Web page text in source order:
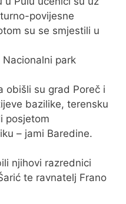
povijesne
su se smjestili u
park
obišli su grad Poreč i
bazilike, terensku
posjetom
– jami Baredine.
njihovi razrednici
te ravnatelj Frano